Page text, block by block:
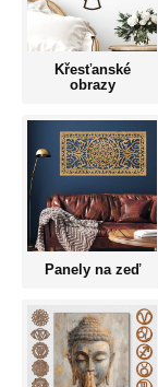
Křesťanské
obrazy
Panely na zeď